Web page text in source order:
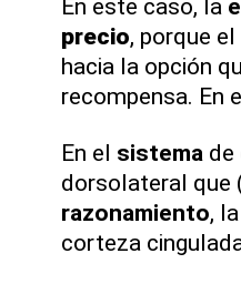
En este caso, la
precio, porque el
hacia la opción
recompensa. En
En el sistemade
dorsolateral que
razonamiento,
corteza